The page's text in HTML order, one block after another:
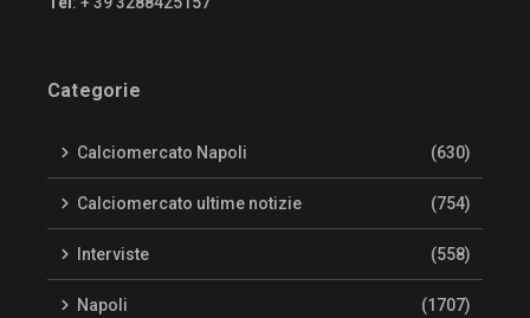
Categorie
Calciomercato Napoli (630)
Calciomercato ultime notizie (754)
Interviste (558)
Napoli (1707)